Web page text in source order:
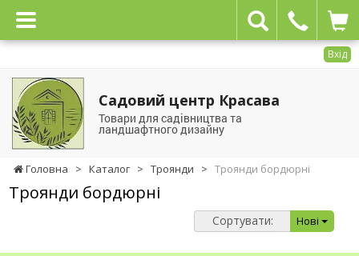
Вхід
Садовий центр Красава
Товари для садівництва та
ландшафтного дизайну
Головна > Каталог > Троянди > Троянди бордюрні
Троянди бордюрні
Сортувати: Нові